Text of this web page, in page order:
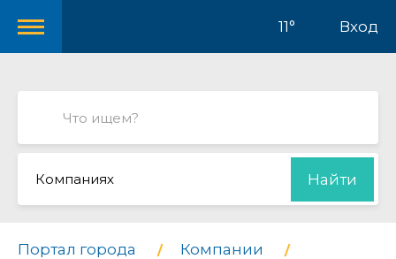
11° Вход
Компаниях Найти
Портал города
Компании